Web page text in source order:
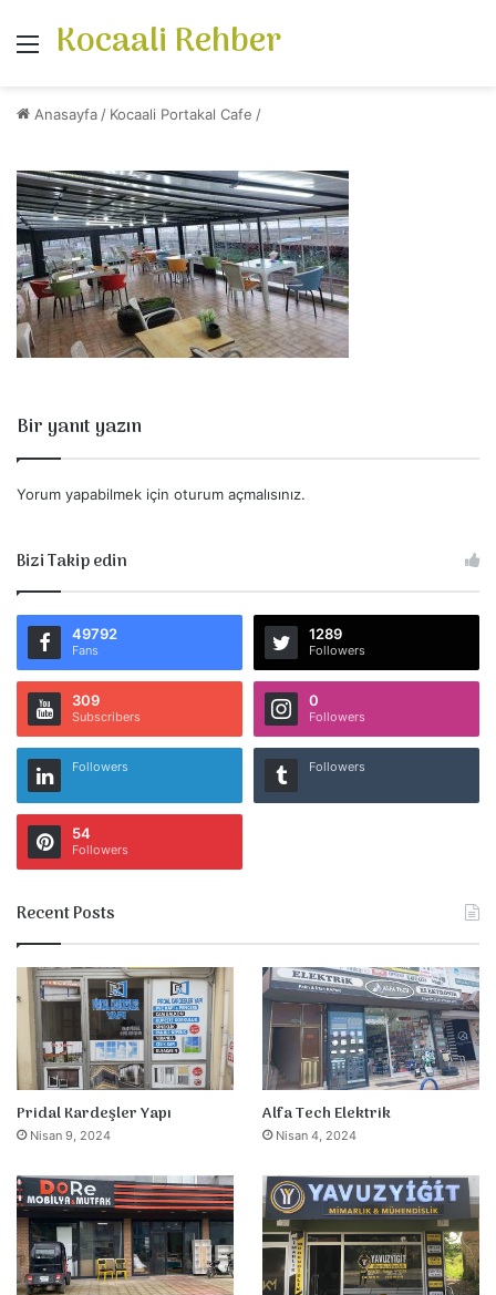
Menü
Kocaali Rehber
Anasayfa / Kocaali Portakal Cafe /
Bir yanıt yazın
Yorum yapabilmek için oturum açmalısınız.
Bizi Takip edin
49792
Fans
1289
Followers
309
Subscribers
0
Followers
Followers Followers
54
Followers
Recent Posts
Pridal Kardeşler Yapı
Nisan 9, 2024
Alfa Tech Elektrik
Nisan 4, 2024